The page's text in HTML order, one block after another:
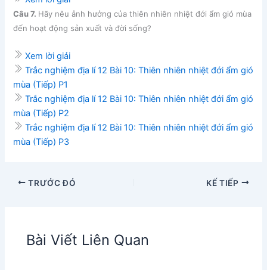
Câu 7. Hãy nêu ảnh hưởng của thiên nhiên nhiệt đới ẩm gió mùa
đến hoạt động sản xuất và đời sống?
Xem lời giải
Trắc nghiệm địa lí 12 Bài 10: Thiên nhiên nhiệt đới ẩm gió
mùa (Tiếp) P1
Trắc nghiệm địa lí 12 Bài 10: Thiên nhiên nhiệt đới ẩm gió
mùa (Tiếp) P2
Trắc nghiệm địa lí 12 Bài 10: Thiên nhiên nhiệt đới ẩm gió
mùa (Tiếp) P3
TRƯỚC ĐÓ KẾ TIẾP
Bài Viết Liên Quan